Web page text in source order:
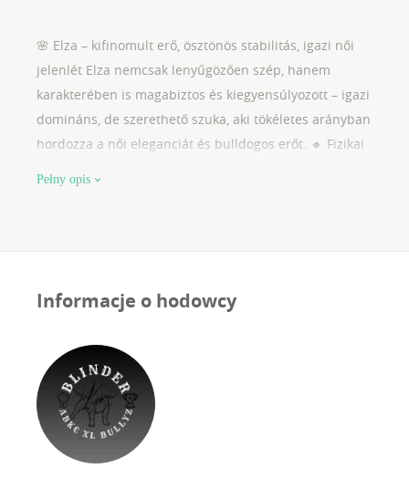
🌸 Elza – kifinomult erő, ösztönös stabilitás, igazi női
jelenlét Elza nemcsak lenyűgözően szép, hanem
karakterében is magabiztos és kiegyensúlyozott – igazi
domináns, de szerethető szuka, aki tökéletes arányban
hordozza a női eleganciát és bulldogos erőt. 🔸 Fizikai
temperamentum: – Magabiztos, éber és jelenléttel teli
– Kiváló ösztönökkel rendelkezik, aktív és
együttműködő – Erősen kötődik gazdájához, de
magabiztosan irányítja az almot is 🔸 Tenyésztési
érték: – Szuper anya, minden kölykében visszaköszön a
fejforma, pigmentáció és karakter – Erőteljes genetikai
háttér, jól örökíti a testarányokat és temperamentumot
– Kiemelkedő tenyésztési alap egy stabil, minőségi XL
Pełny opis
Informacje o hodowcy